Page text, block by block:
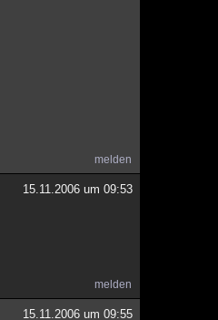
melden
15.11.2006 um 09:53
melden
15.11.2006 um 09:55